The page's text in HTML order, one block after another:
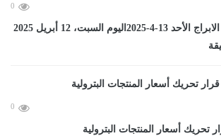
0
حظك اليوم.. توقعات الابراج الأحد 13-4-2025اليوم السبت، 12 أبريل 2025
0